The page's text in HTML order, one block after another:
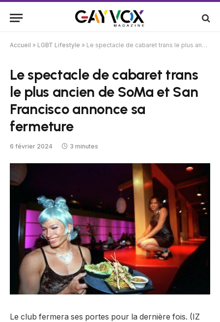
Accueil » LGBT Lifestyle » Le spectacle de cabaret trans le plus ancien de SoMa et San Francisco annonce sa fermeture
Le spectacle de cabaret trans
le plus ancien de SoMa et San
Francisco annonce sa
fermeture
6 février 2024 3 minutes
Le club fermera ses portes pour la dernière fois. (IZ